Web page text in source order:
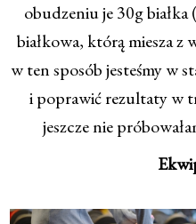
obudzeniu je 30g
białkowa, którą miesza
w ten sposób jesteśmy w
i poprawić rezultaty w
jeszcze nie